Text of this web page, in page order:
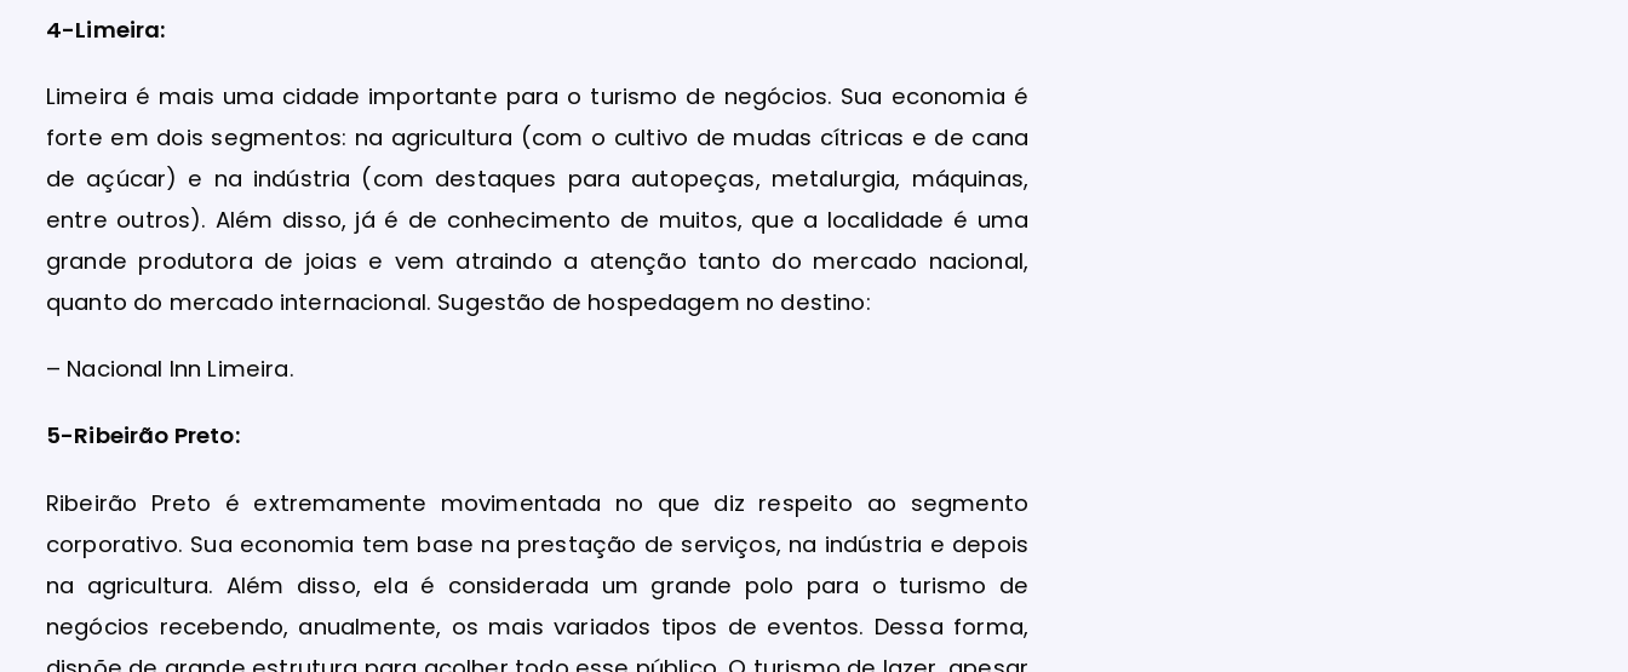
4-Limeira:
Limeira é mais uma cidade importante para o turismo de negócios. Sua economia é
forte em dois segmentos: na agricultura (com o cultivo de mudas cítricas e de cana
de açúcar) e na indústria (com destaques para autopeças, metalurgia, máquinas,
entre outros). Além disso, já é de conhecimento de muitos, que a localidade é uma
grande produtora de joias e vem atraindo a atenção tanto do mercado nacional,
quanto do mercado internacional. Sugestão de hospedagem no destino:
– Nacional Inn Limeira.
5-Ribeirão Preto:
Ribeirão Preto é extremamente movimentada no que diz respeito ao segmento
corporativo. Sua economia tem base na prestação de serviços, na indústria e depois
na agricultura. Além disso, ela é considerada um grande polo para o turismo de
negócios recebendo, anualmente, os mais variados tipos de eventos. Dessa forma,